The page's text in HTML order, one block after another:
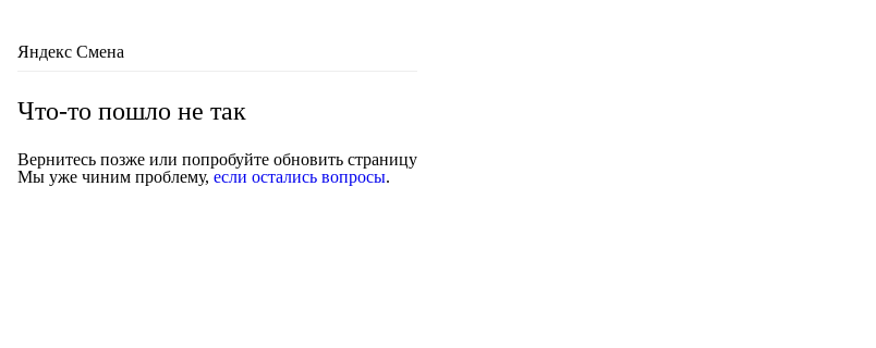
Яндекс Смена
Что-то пошло не так
Вернитесь позже или попробуйте обновить страницу
Мы уже чиним проблему, если остались вопросы.